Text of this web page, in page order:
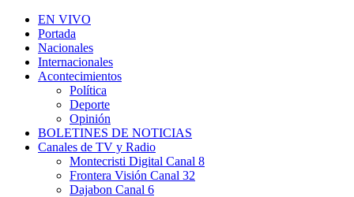
EN VIVO
Portada
Nacionales
Internacionales
Acontecimientos
Política
Deporte
Opinión
BOLETINES DE NOTICIAS
Canales de TV y Radio
Montecristi Digital Canal 8
Frontera Visión Canal 32
Dajabon Canal 6